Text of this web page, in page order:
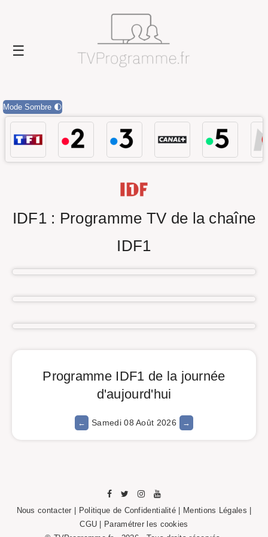
Mode Sombre 🌓
IDF1 : Programme TV de la chaîne
IDF1
Programme IDF1 de la journée
d'aujourd'hui
Samedi 08 Août 2026
Nous contacter Politique de Confidentialité Mentions Légales
CGU |
Paramétrer les cookies